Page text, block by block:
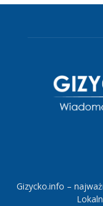
Gizycko.info –